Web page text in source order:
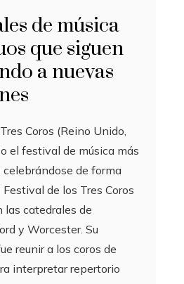
de música
que siguen
a nuevas
Coros (Reino Unido,
el festival de música más
celebrándose de forma
de los Tres Coros
catedrales de
y Worcester. Su
reunir a los coros de
interpretar repertorio